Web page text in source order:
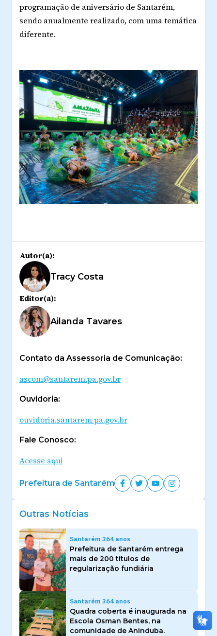
programação de aniversário de Santarém,
sendo anualmente realizado, com uma temática
diferente.
Autor(a):
Tracy Costa
Editor(a):
Ailanda Tavares
Contato da Assessoria de Comunicação:
ascom@santarem.pa.gov.br
Ouvidoria:
ouvidoria.santarem.pa.gov.br
Fale Conosco:
Acesse aqui
Prefeitura de Santarém
Outras Notícias
Santarém 364 anos
Prefeitura de Santarém entrega
mais de 200 títulos de
regularização fundiária
Santarém 364 anos
Quadra coberta é inaugurada na
Escola Osman Bentes, na
comunidade de Aninduba.